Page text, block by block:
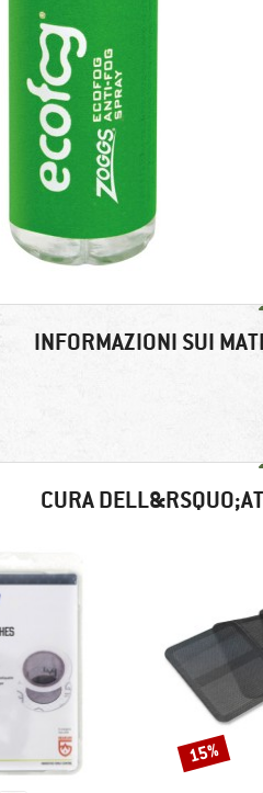
INFORMAZIONI SUI
CURA
Sconto
15%